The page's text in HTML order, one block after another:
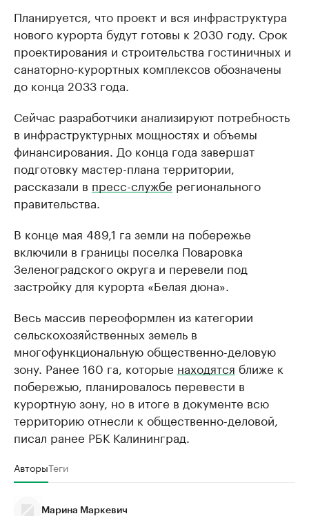
Планируется, что проект и вся инфраструктура
нового курорта будут готовы к 2030 году. Срок
проектирования и строительства гостиничных и
санаторно-курортных комплексов обозначены
до конца 2033 года.
Сейчас разработчики анализируют потребность
в инфраструктурных мощностях и объемы
финансирования. До конца года завершат
подготовку мастер-плана территории,
рассказали в пресс-службе регионального
правительства.
В конце мая 489,1 га земли на побережье
включили в границы поселка Поваровка
Зеленоградского округа и перевели под
застройку для курорта «Белая дюна».
Весь массив переоформлен из категории
сельскохозяйственных земель в
многофункциональную общественно-деловую
зону. Ранее 160 га, которые находятся ближе к
побережью, планировалось перевести в
курортную зону, но в итоге в документе всю
территорию отнесли к общественно-деловой,
писал ранее РБК Калининград.
АвторыТеги
Марина Маркевич